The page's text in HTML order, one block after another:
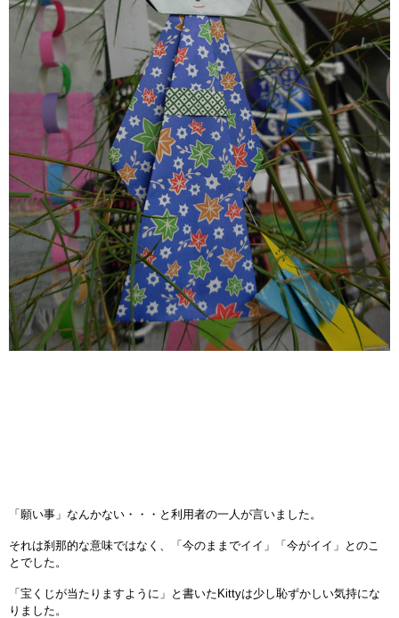
「願い事」なんかない・・・と利用者の一人が言いました。
それは刹那的な意味ではなく、「今のままでイイ」「今がイイ」とのこ
とでした。
「宝くじが当たりますように」と書いたKittyは少し恥ずかしい気持にな
りました。